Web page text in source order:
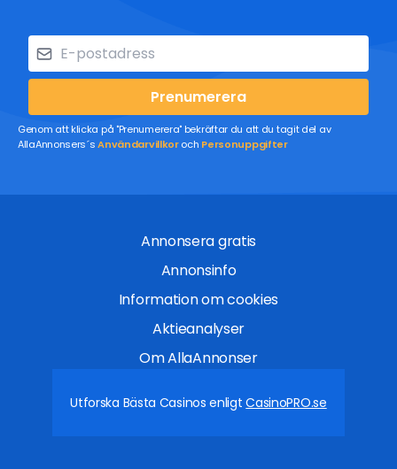
Prenumerera
Genom att klicka på "Prenumerera" bekräftar du att du tagit del av
AllaAnnonsers´sAnvändarvillkoroch Personuppgifter
Annonsera gratis
Annonsinfo
Information om cookies
Aktieanalyser
Om AllaAnnonser
Utforska Bästa Casinos enligtCasinoPRO.se